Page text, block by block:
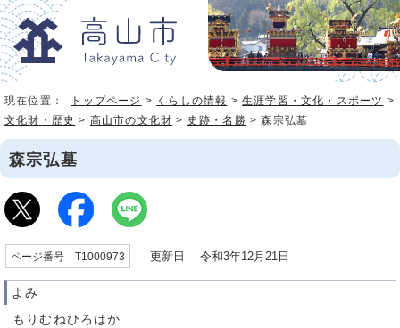
現在位置： トップページ > くらしの情報 >生涯学習・文化・スポーツ >
文化財・歴史 > 高山市の文化財 > 史跡・名勝 > 森宗弘墓
森宗弘墓
ページ番号 T1000973 更新日 令和3年12月21日
よみ
もりむねひろはか